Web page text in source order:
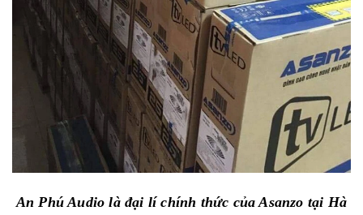
An Phú Audio là đại lí chính thức của Asanzo tại Hà